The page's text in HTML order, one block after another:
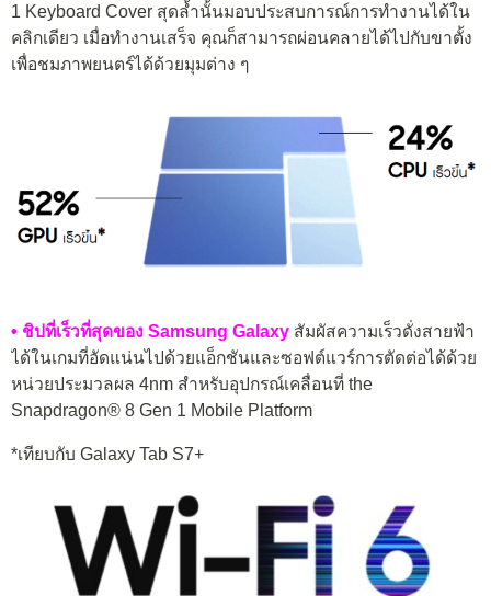
1 Keyboard Cover สุดล้ำนั้นมอบประสบการณ์การทำงานได้ใน
คลิกเดียว เมื่อทำงานเสร็จ คุณก็สามารถผ่อนคลายได้ไปกับขาตั้ง
เพื่อชมภาพยนตร์ได้ด้วยมุมต่าง ๆ
• ชิปที่เร็วที่สุดของ Samsung Galaxy สัมผัสความเร็วดั่งสายฟ้า
ได้ในเกมที่อัดแน่นไปด้วยแอ็กชันและซอฟต์แวร์การตัดต่อได้ด้วย
หน่วยประมวลผล 4nm สำหรับอุปกรณ์เคลื่อนที่ the
Snapdragon® 8 Gen 1 Mobile Platform
*เทียบกับ Galaxy Tab S7+